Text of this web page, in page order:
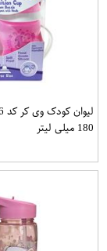
180 میلی لیتر